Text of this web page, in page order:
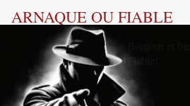
ARNAQUE OU FIABLE